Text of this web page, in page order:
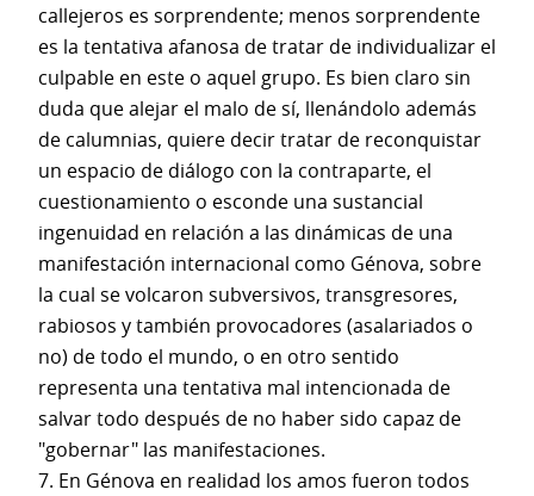
callejeros es sorprendente; menos sorprendente
es la tentativa afanosa de tratar de individualizar el
culpable en este o aquel grupo. Es bien claro sin
duda que alejar el malo de sí, llenándolo además
de calumnias, quiere decir tratar de reconquistar
un espacio de diálogo con la contraparte, el
cuestionamiento o esconde una sustancial
ingenuidad en relación a las dinámicas de una
manifestación internacional como Génova, sobre
la cual se volcaron subversivos, transgresores,
rabiosos y también provocadores (asalariados o
no) de todo el mundo, o en otro sentido
representa una tentativa mal intencionada de
salvar todo después de no haber sido capaz de
"gobernar" las manifestaciones.
7. En Génova en realidad los amos fueron todos